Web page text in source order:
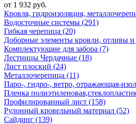
от 1 932 руб.
Кровля, гидроизоляция,
Водосточные системы (291)
Гибкая черепица (20)
Доборные элементы кровли, отливы и
Комплектующие для забора (7)
Лестницы Чердачные (18)
Лист плоский (24)
Металлочерепица (11)
Паро-, гидро-, ветро, отражающая-
Пленка
Профилированный лист (158)
Рулонный кровельный материал (52)
Сайдинг (139)